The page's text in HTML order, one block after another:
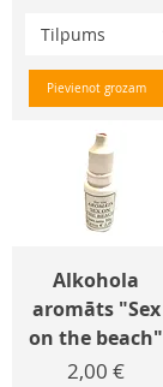
Pievienot grozam
Alkohola
aromāts "Sex
on the beach"
Cena
2,00 €